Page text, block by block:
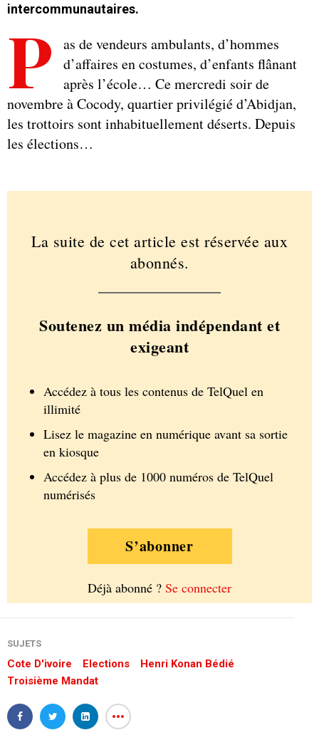
intercommunautaires.
P
as de vendeurs ambulants, d’hommes
d’affaires en costumes, d’enfants flânant
après l’école… Ce mercredi soir de
novembre à Cocody, quartier privilégié d’Abidjan,
les trottoirs sont inhabituellement déserts. Depuis
les élections…
La suite de cet article est réservée aux
abonnés.
Soutenez un média indépendant et
exigeant
Accédez à tous les contenus de TelQuel en
illimité
Lisez le magazine en numérique avant sa sortie
en kiosque
Accédez à plus de 1000 numéros de TelQuel
numérisés
S’abonner
Déjà abonné ? Se connecter
SUJETS
Cote D'ivoire Elections
Henri Konan Bédié
Troisième Mandat